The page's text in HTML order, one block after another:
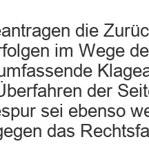
die
im Wege
der
sei ebenso
das